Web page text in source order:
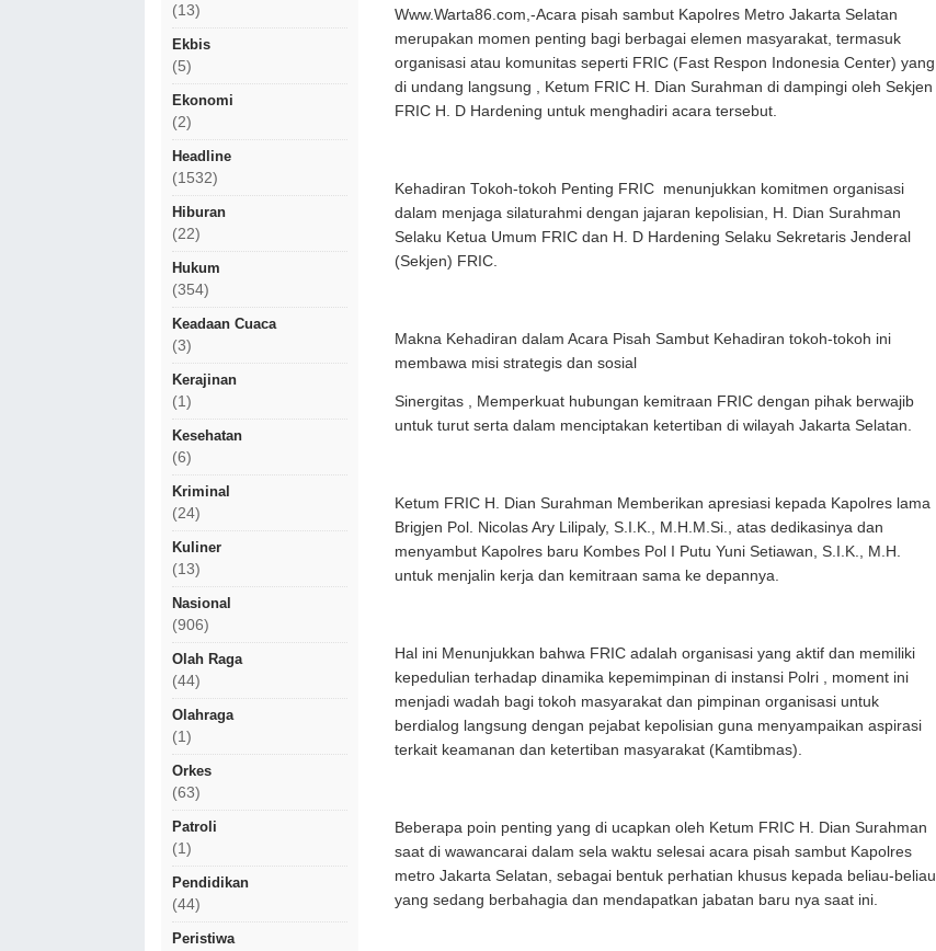
(13)
Ekbis
(5)
Ekonomi
(2)
Headline
(1532)
Hiburan
(22)
Hukum
(354)
Keadaan Cuaca
(3)
Kerajinan
(1)
Kesehatan
(6)
Kriminal
(24)
Kuliner
(13)
Nasional
(906)
Olah Raga
(44)
Olahraga
(1)
Orkes
(63)
Patroli
(1)
Pendidikan
(44)
Peristiwa
Www.Warta86.com,-Acara pisah sambut Kapolres Metro Jakarta Selatan
merupakan momen penting bagi berbagai elemen masyarakat, termasuk
organisasi atau komunitas seperti FRIC (Fast Respon Indonesia Center) yang
di undang langsung , Ketum FRIC H. Dian Surahman di dampingi oleh Sekjen
FRIC H. D Hardening untuk menghadiri acara tersebut.
Kehadiran Tokoh-tokoh Penting FRIC menunjukkan komitmen organisasi
dalam menjaga silaturahmi dengan jajaran kepolisian, H. Dian Surahman
Selaku Ketua Umum FRIC dan H. D Hardening Selaku Sekretaris Jenderal
(Sekjen) FRIC.
Makna Kehadiran dalam Acara Pisah Sambut Kehadiran tokoh-tokoh ini
membawa misi strategis dan sosial
Sinergitas , Memperkuat hubungan kemitraan FRIC dengan pihak berwajib
untuk turut serta dalam menciptakan ketertiban di wilayah Jakarta Selatan.
Ketum FRIC H. Dian Surahman Memberikan apresiasi kepada Kapolres lama
Brigjen Pol. Nicolas Ary Lilipaly, S.I.K., M.H.M.Si., atas dedikasinya dan
menyambut Kapolres baru Kombes Pol I Putu Yuni Setiawan, S.I.K., M.H.
untuk menjalin kerja dan kemitraan sama ke depannya.
Hal ini Menunjukkan bahwa FRIC adalah organisasi yang aktif dan memiliki
kepedulian terhadap dinamika kepemimpinan di instansi Polri , moment ini
menjadi wadah bagi tokoh masyarakat dan pimpinan organisasi untuk
berdialog langsung dengan pejabat kepolisian guna menyampaikan aspirasi
terkait keamanan dan ketertiban masyarakat (Kamtibmas).
Beberapa poin penting yang di ucapkan oleh Ketum FRIC H. Dian Surahman
saat di wawancarai dalam sela waktu selesai acara pisah sambut Kapolres
metro Jakarta Selatan, sebagai bentuk perhatian khusus kepada beliau-beliau
yang sedang berbahagia dan mendapatkan jabatan baru nya saat ini.